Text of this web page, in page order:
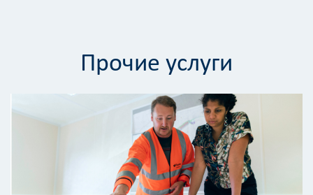
Прочие услуги
работ
0
р